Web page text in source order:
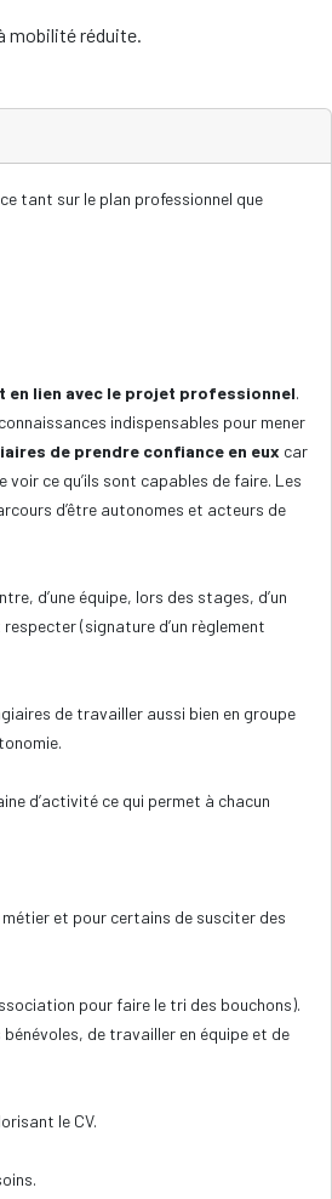
mobilité réduite.
tant sur le plan professionnel que
en lien avec le projet professionnel.
indispensables pour mener
de prendre confiance en eux car
ce qu’ils sont capables de faire. Les
d’être autonomes et acteurs de
d’une équipe, lors des stages, d’un
(signature d’un règlement
de travailler aussi bien en groupe
d’activité ce qui permet à chacun
et pour certains de susciter des
pour faire le tri des bouchons).
bénévoles, de travailler en équipe et de
le CV.